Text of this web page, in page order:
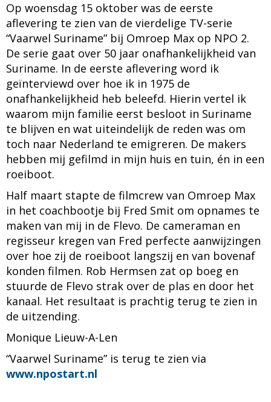
Op woensdag 15 oktober was de eerste
aflevering te zien van de vierdelige TV-serie
“Vaarwel Suriname” bij Omroep Max op NPO 2.
De serie gaat over 50 jaar onafhankelijkheid van
Suriname. In de eerste aflevering word ik
geïnterviewd over hoe ik in 1975 de
onafhankelijkheid heb beleefd. Hierin vertel ik
waarom mijn familie eerst besloot in Suriname
te blijven en wat uiteindelijk de reden was om
toch naar Nederland te emigreren. De makers
hebben mij gefilmd in mijn huis en tuin, én in een
roeiboot.
Half maart stapte de filmcrew van Omroep Max
in het coachbootje bij Fred Smit om opnames te
maken van mij in de Flevo. De cameraman en
regisseur kregen van Fred perfecte aanwijzingen
over hoe zij de roeiboot langszij en van bovenaf
konden filmen. Rob Hermsen zat op boeg en
stuurde de Flevo strak over de plas en door het
kanaal. Het resultaat is prachtig terug te zien in
de uitzending.
Monique Lieuw-A-Len
“Vaarwel Suriname” is terug te zien via
www.npostart.nl